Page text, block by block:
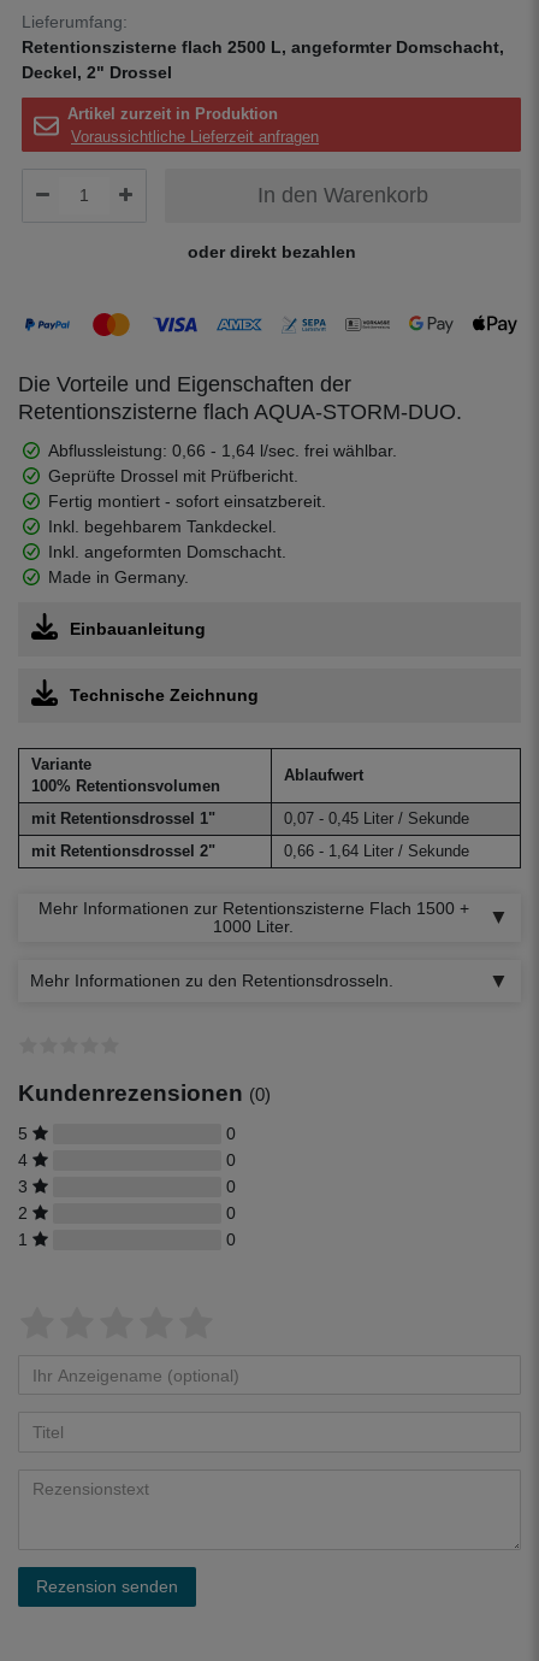
Lieferumfang:
Retentionszisterne flach 2500 L, angeformter Domschacht,
Deckel, 2" Drossel
Artikel zurzeit in Produktion
Voraussichtliche Lieferzeit anfragen
In den Warenkorb
oder direkt bezahlen
Die Vorteile und Eigenschaften der
Retentionszisterne flach AQUA-STORM-DUO.
Abflussleistung: 0,66 - 1,64 l/sec. frei wählbar.
Geprüfte Drossel mit Prüfbericht.
Fertig montiert - sofort einsatzbereit.
Inkl. begehbarem Tankdeckel.
Inkl. angeformten Domschacht.
Made in Germany.
Einbauanleitung
Technische Zeichnung
Variante
100% Retentionsvolumen
Ablaufwert
mit Retentionsdrossel 1"
0,07 - 0,45 Liter / Sekunde
mit Retentionsdrossel 2"
0,66 - 1,64 Liter / Sekunde
Mehr Informationen zur Retentionszisterne Flach 1500 +
1000 Liter.
Mehr Informationen zu den Retentionsdrosseln.
Kundenrezensionen (0)
5
0
4
0
3
0
2
0
1
0
Rezension senden